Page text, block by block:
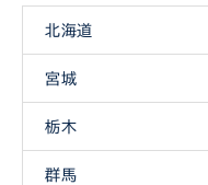
北海道
宮城
栃木
群馬